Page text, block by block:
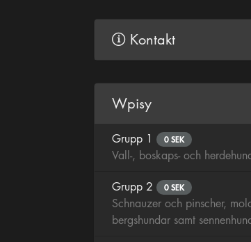
Kontakt
Wpisy
Grupp 1 0 SEK
Vall-, boskaps- och
Grupp 2 0 SEK
Schnauzer och pinscher,
bergshundar samt